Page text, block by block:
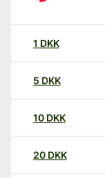
1 DKK
5 DKK
10 DKK
20 DKK